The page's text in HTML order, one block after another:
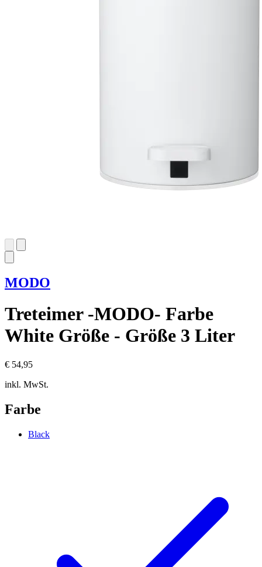
MODO
Treteimer -MODO- Farbe
White Größe - Größe 3 Liter
€ 54,95
inkl. MwSt.
Farbe
Black